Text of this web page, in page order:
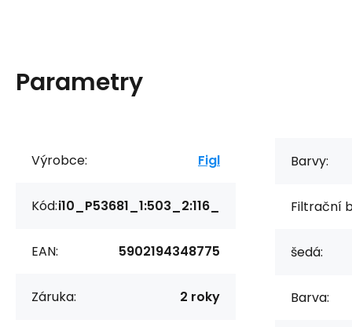
Parametry
Výrobce: Figl
Kód:i10_P53681_1:503_2:116_
EAN: 5902194348775
Záruka: 2 roky
Barvy:
Filtrační
šedá:
Barva: